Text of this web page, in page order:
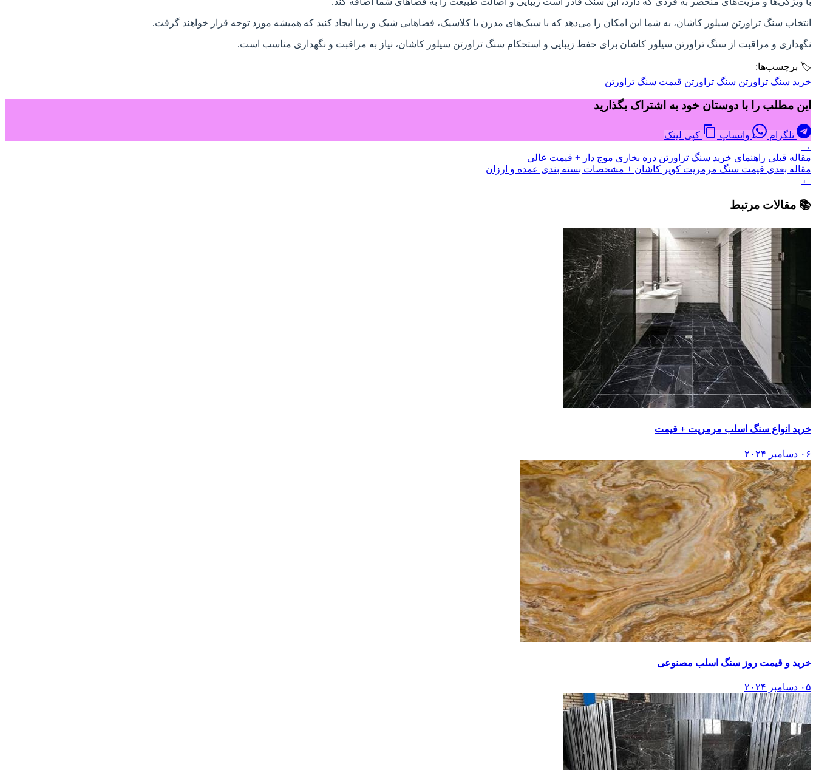
انتخاب سنگ تراورتن سیلور کاشان، به شما این امکان را می‌دهد که با سبک‌های مدرن یا کلاسیک، فضاهایی شیک و زیبا ایجاد کنید که همیشه مورد توجه قرار خواهند گرفت.
نگهداری و مراقبت از سنگ تراورتن سیلور کاشان برای حفظ زیبایی و استحکام سنگ تراورتن سیلور کاشان، نیاز به مراقبت و نگهداری مناسب است.
🏷️ برچسب‌ها:
خرید سنگ تراورتن سنگ تراورتن قیمت سنگ تراورتن
این مطلب را با دوستان خود به اشتراک بگذارید
تلگرام واتساپ
کپی لینک
→
مقاله قبلی راهنمای خرید سنگ تراورتن دره بخاری موج دار + قیمت عالی
مقاله بعدی قیمت سنگ مرمریت کویر کاشان + مشخصات بسته بندی عمده و ارزان
←
📚 مقالات مرتبط
خرید انواع سنگ اسلب مرمریت + قیمت
۰۶ دسامبر ۲۰۲۴
خرید و قیمت روز سنگ اسلب مصنوعی
۰۵ دسامبر ۲۰۲۴